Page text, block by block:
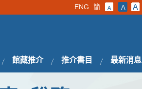
ENG 簡 A A A
館藏推介 推介書目 最新消息